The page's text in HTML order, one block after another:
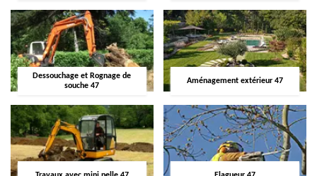
Dessouchage et Rognage de
souche 47
Aménagement extérieur 47